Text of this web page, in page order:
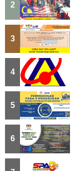
2
3
4
5
6